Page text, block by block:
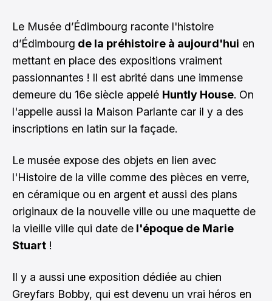
Le Musée d’Édimbourg raconte l'histoire
d’Édimbourg de la préhistoire à aujourd'hui en
mettant en place des expositions vraiment
passionnantes ! Il est abrité dans une immense
demeure du 16e siècle appelé Huntly House. On
l'appelle aussi la Maison Parlante car il y a des
inscriptions en latin sur la façade.
Le musée expose des objets en lien avec
l'Histoire de la ville comme des pièces en verre,
en céramique ou en argent et aussi des plans
originaux de la nouvelle ville ou une maquette de
la vieille ville qui date de l'époque de Marie
Stuart !
Il y a aussi une exposition dédiée au chien
Greyfars Bobby, qui est devenu un vrai héros en